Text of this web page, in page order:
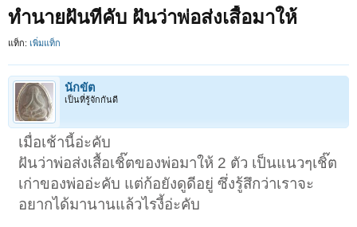
ทำนายฝันทีคับ ฝันว่าพ่อส่งเสื้อมาให้
แท็ก: เพิ่มแท็ก
นักขัต
เป็นที่รู้จักกันดี
เมื่อเช้านี้อ่ะคับ
ฝันว่าพ่อส่งเสื้อเชิ๊ตของพ่อมาให้ 2 ตัว เป็นแนวๆเชิ๊ต
เก่าของพ่ออ่ะคับ แต่ก้อยังดูดีอยู่ ซึ่งรู้สึกว่าเราจะ
อยากได้มานานแล้วไรงี้อ่ะคับ